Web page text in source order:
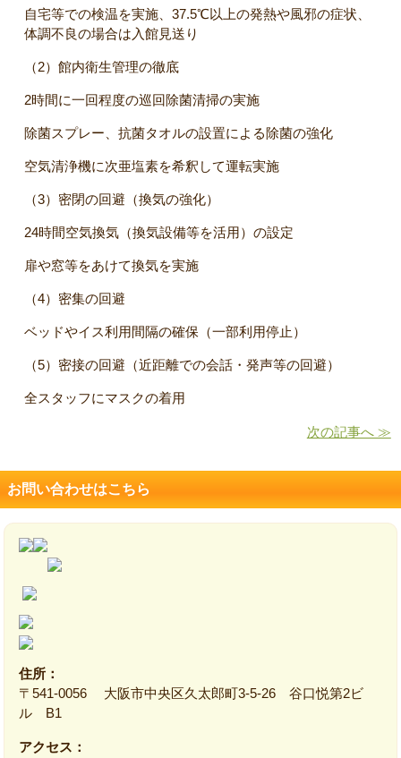
自宅等での検温を実施、 37.5℃以上の発熱や風邪の症状、
体調不良の場合は入館見送り
（2）館内衛生管理の徹底
2時間に一回程度の巡回除菌清掃の実施
除菌スプレー、抗菌タオルの設置による除菌の強化
空気清浄機に次亜塩素を希釈して運転実施
（3）密閉の回避（換気の強化）
24時間空気換気（換気設備等を活用）の設定
扉や窓等をあけて換気を実施
（4）密集の回避
ベッドやイス利用間隔の確保（一部利用停止）
（5）密接の回避（近距離での会話・発声等の回避）
全スタッフにマスクの着用
次の記事へ ≫
お問い合わせはこちら
住所：
〒541-0056 大阪市中央区久太郎町3-5-26 谷口悦第2ビ
ル B1
アクセス：